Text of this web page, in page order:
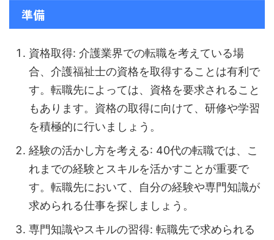
準備
資格取得: 介護業界での転職を考えている場
合、介護福祉士の資格を取得することは有利で
す。転職先によっては、資格を要求されること
もあります。資格の取得に向けて、研修や学習
を積極的に行いましょう。
経験の活かし方を考える: 40代の転職では、こ
れまでの経験とスキルを活かすことが重要で
す。転職先において、自分の経験や専門知識が
求められる仕事を探しましょう。
専門知識やスキルの習得: 転職先で求められる